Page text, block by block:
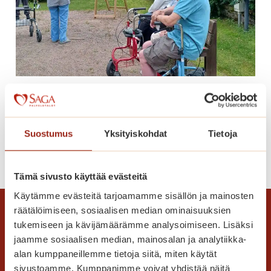
Suostumus Yksityiskohdat Tietoja
Tämä sivusto käyttää evästeitä
Käytämme evästeitä tarjoamamme sisällön ja mainosten
räätälöimiseen, sosiaalisen median ominaisuuksien
tukemiseen ja kävijämäärämme analysoimiseen. Lisäksi
jaamme sosiaalisen median, mainosalan ja analytiikka-
alan kumppaneillemme tietoja siitä, miten käytät
sivustoamme. Kumppanimme voivat yhdistää näitä
u
S
a
g
a
a
n
a
s
Tikanheittoa Saga
Kanalinrannassa
Lue lisää
T
a
n
h
e
i